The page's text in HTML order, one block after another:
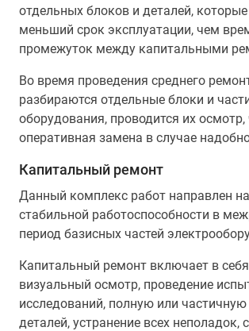
отдельных блоков и деталей,
меньший срок эксплуатации, чем
промежуток между капитальными
Во время проведения среднего
разбираются отдельные блоки и
оборудования, проводится их осмотр,
оперативная замена в случае
Капитальный ремонт
Данный комплекс работ направлен
стабильной работоспособности в
период базисных частей
Капитальный ремонт включает в
визуальный осмотр, проведение
исследований, полную или
деталей, устранение всех неполадок,